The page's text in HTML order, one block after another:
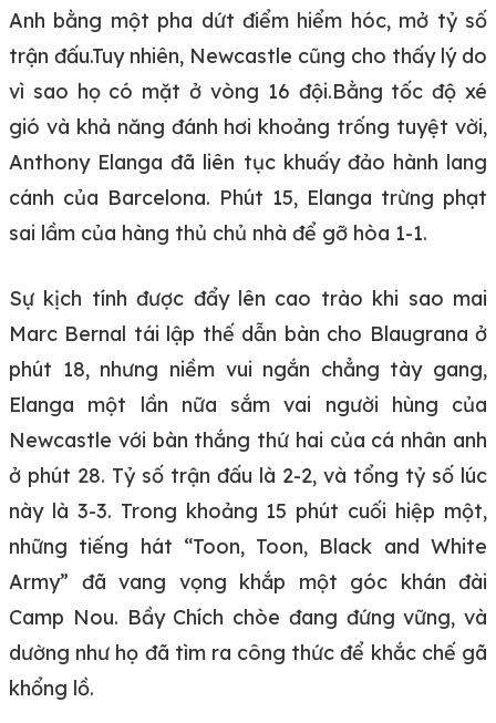
Anh bằng một pha dứt điểm hiểm hóc, mở tỷ số
trận đấu.Tuy nhiên, Newcastle cũng cho thấy lý do
vì sao họ có mặt ở vòng 16 đội.Bằng tốc độ xé
gió và khả năng đánh hơi khoảng trống tuyệt vời,
Anthony Elanga đã liên tục khuấy đảo hành lang
cánh của Barcelona. Phút 15, Elanga trừng phạt
sai lầm của hàng thủ chủ nhà để gỡ hòa 1-1.
Sự kịch tính được đẩy lên cao trào khi sao mai
Marc Bernal tái lập thế dẫn bàn cho Blaugrana ở
phút 18, nhưng niềm vui ngắn chẳng tày gang,
Elanga một lần nữa sắm vai người hùng của
Newcastle với bàn thắng thứ hai của cá nhân anh
ở phút 28. Tỷ số trận đấu là 2-2, và tổng tỷ số lúc
này là 3-3. Trong khoảng 15 phút cuối hiệp một,
những tiếng hát “Toon, Toon, Black and White
Army” đã vang vọng khắp một góc khán đài
Camp Nou. Bầy Chích chòe đang đứng vững, và
dường như họ đã tìm ra công thức để khắc chế gã
khổng lồ.